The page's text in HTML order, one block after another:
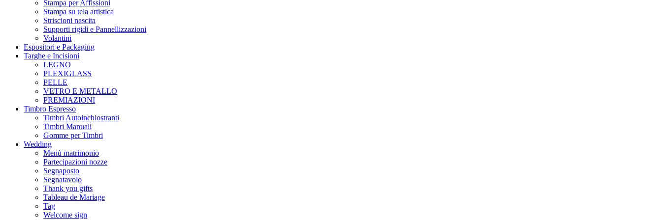
Stampa per Affissioni
Stampa su tela artistica
Striscioni nascita
Supporti rigidi e Pannellizzazioni
Volantini
Espositori e Packaging
Targhe e Incisioni
LEGNO
PLEXIGLASS
PELLE
VETRO E METALLO
PREMIAZIONI
Timbro Espresso
Timbri Autoinchiostranti
Timbri Manuali
Gomme per Timbri
Wedding
Menù matrimonio
Partecipazioni nozze
Segnaposto
Segnatavolo
Thank you gifts
Tableau de Mariage
Tag
Welcome sign